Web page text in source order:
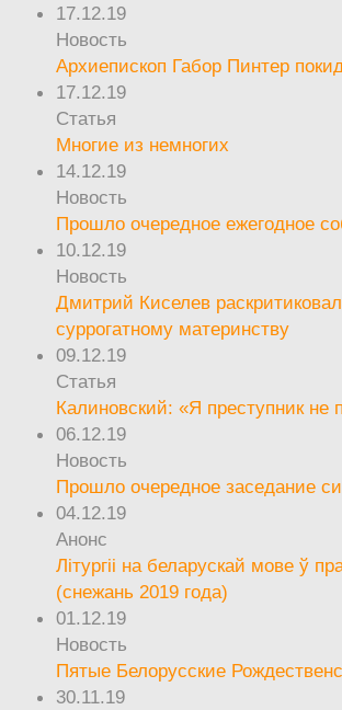
17.12.19
Новость
Архиепископ Габор Пинтер
17.12.19
Статья
Многие из немногих
14.12.19
Новость
Прошло очередное ежегодное
10.12.19
Новость
Дмитрий Киселев
суррогатному материнству
09.12.19
Статья
Калиновский: «Я преступник
06.12.19
Новость
Прошло очередное заседание
04.12.19
Анонс
Літургіі на беларускай мове ў
(снежань 2019 года)
01.12.19
Новость
Пятые Белорусские
30.11.19